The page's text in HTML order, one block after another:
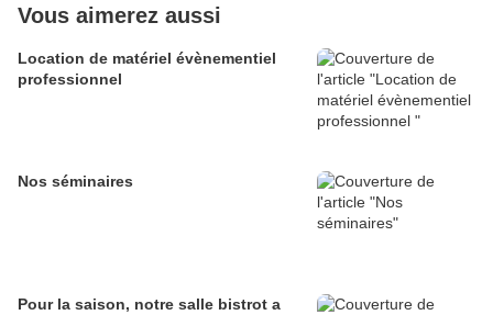
Vous aimerez aussi
Location de matériel évènementiel
professionnel
Nos séminaires
Pour la saison, notre salle bistrot a